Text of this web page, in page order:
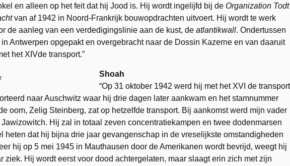
en alleen op het feit dat hij Jood is. Hij wordt ingelijfd bij de Organization Todt
van af 1942 in Noord-Frankrijk bouwopdrachten uitvoert. Hij wordt te werk
de aanleg van een verdedigingslinie aan de kust, de atlantikwall. Ondertussen
Antwerpen opgepakt en overgebracht naar de Dossin Kazerne en van daaruit
het XIVde transport.”
Shoah
“Op 31 oktober 1942 werd hij met het XVI de transport
naar Auschwitz waar hij drie dagen later aankwam en het stamnummer
oom, Zelig Steinberg, zat op hetzelfde transport. Bij aankomst werd mijn vader
Jawizowitch. Hij zal in totaal zeven concentratiekampen en twee dodenmarsen
heten dat hij bijna drie jaar gevangenschap in de vreselijkste omstandigheden
hij op 5 mei 1945 in Mauthausen door de Amerikanen wordt bevrijd, weegt hij
ziek. Hij wordt eerst voor dood achtergelaten, maar slaagt erin zich met zijn